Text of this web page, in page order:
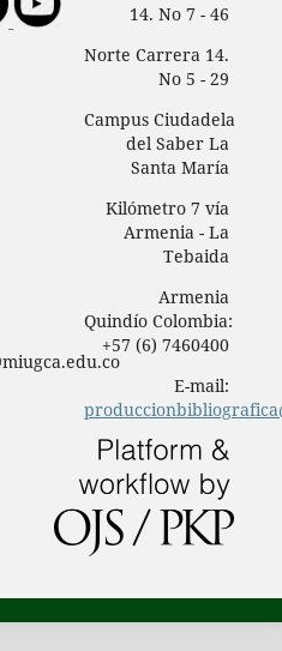
14. No 7 - 46
Norte Carrera 14.
No 5 - 29
Campus Ciudadela
del Saber La
Santa María
Kilómetro 7 vía
Armenia - La
Tebaida
Armenia
Quindío Colombia:
+57 (6) 7460400
E-mail: